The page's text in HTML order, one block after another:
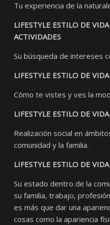
Tu experiencia de la
LIFESTYLE ESTILO DE
ACTIVIDADES
Su búsqueda de intereses
LIFESTYLE ESTILO DE
Cómo te vistes y ves la
LIFESTYLE ESTILO DE
Realización social en
comunidad y la familia.
LIFESTYLE ESTILO DE
Su estado dentro de la
su familia, trabajo,
es más que dar una
cosas como la apariencia